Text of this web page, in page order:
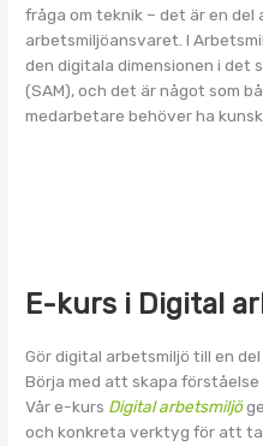
fråga om teknik – det är en
arbetsmiljöansvaret. I
den digitala dimensionen i
(SAM), och det är något som
medarbetare behöver ha
E-kurs i Digital
Gör digital arbetsmiljö till en
Börja med att skapa
Vår e-kurs Digital arbetsmiljö
och konkreta verktyg för att ta